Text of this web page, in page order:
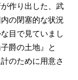
作り出した、武
の閉塞的な状況
目で見ていまし
爵の土地』と
のために用意さ